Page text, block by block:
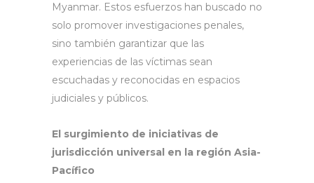
Myanmar. Estos esfuerzos han buscado no
solo promover investigaciones penales,
sino también garantizar que las
experiencias de las víctimas sean
escuchadas y reconocidas en espacios
judiciales y públicos.
El surgimiento de iniciativas de
jurisdicción universal en la región Asia-
Pacífico